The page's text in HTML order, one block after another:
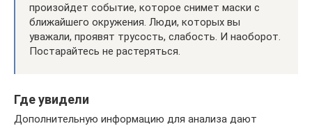
произойдет событие, которое снимет маски с
ближайшего окружения. Люди, которых вы
уважали, проявят трусость, слабость. И наоборот.
Постарайтесь не растеряться.
Где увидели
Дополнительную информацию для анализа дают